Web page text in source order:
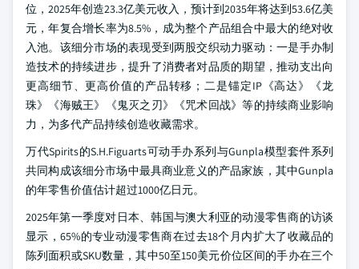
位，2025年创造23.3亿美元收入，预计到2035年将达到53.6亿美
元，年复合增长率为8.5%，成为整个产品组合中最大的绝对收
入池。该细分市场的表现受到两股交织动力驱动：一是手办制
造技术的持续进步，提升了消费者对品质的期望，推动支出向
更高细节、更高价值的产品转移；二是锚定IP《高达》《龙
珠》《海贼王》《鬼灭之刃》《咒术回战》等的持续商业影响
力，为多代产品持续创造收藏需求。
万代Spirits的S.H.Figuarts可动手办系列与Gunpla模型套件系列
共同构成该细分市场中最具商业意义的产品家族，其中Gunpla
的年零售价值估计超过1000亿日元。
2025年第一季度对日本、韩国与澳大利亚的动漫零售商的访谈
显示，65%的专业动漫零售商在过去18个月内扩大了收藏品的
陈列面积或SKU数量，其中50至150美元价位区间的手办在三个